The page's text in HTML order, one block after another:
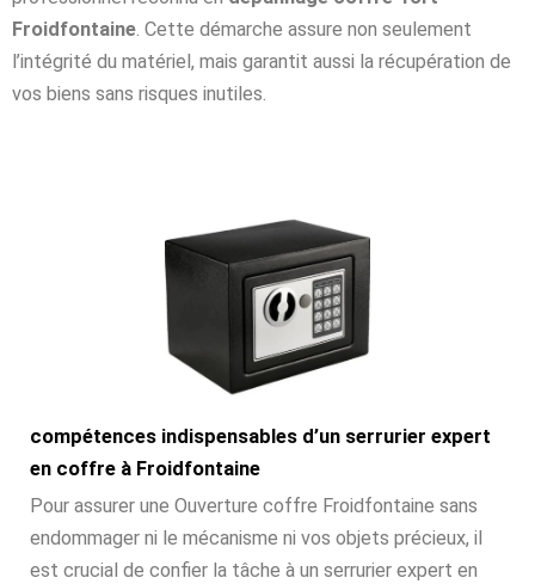
Froidfontaine. Cette démarche assure non seulement
l’intégrité du matériel, mais garantit aussi la récupération de
vos biens sans risques inutiles.
compétences indispensables d’un serrurier expert
en coffre à Froidfontaine
Pour assurer une Ouverture coffre Froidfontaine sans
endommager ni le mécanisme ni vos objets précieux, il
est crucial de confier la tâche à un serrurier expert en